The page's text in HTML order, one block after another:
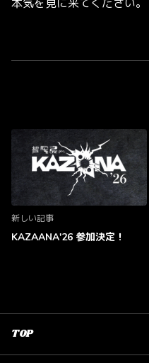
本気を見に来てください。
新しい記事
KAZAANA'26 参加決定！
TOP